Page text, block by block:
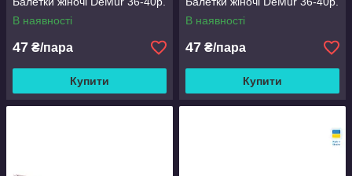
В наявності
47 ₴/пара
Купити
В наявності
47 ₴/пара
Купити